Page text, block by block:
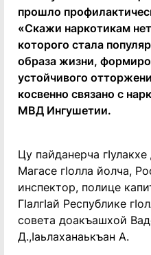
прошло
«Скажи наркотикам
которого стала
образа жизни,
устойчивого
косвенно связано с
МВД Ингушетии.
Цу пайданерча
Магасе гIолла йолча,
инспектор, полице
ГIалгIай Республике
совета доакъашхой
Д.,Iаьлаханаькъан А.